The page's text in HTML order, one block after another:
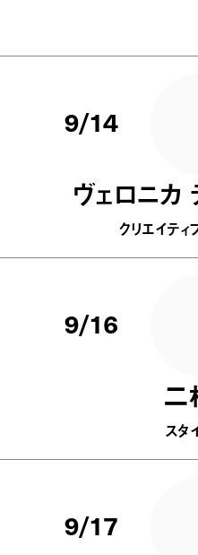
9/14
ヴェロニカ
クリエイティ
9/16
二
スタ
9/17